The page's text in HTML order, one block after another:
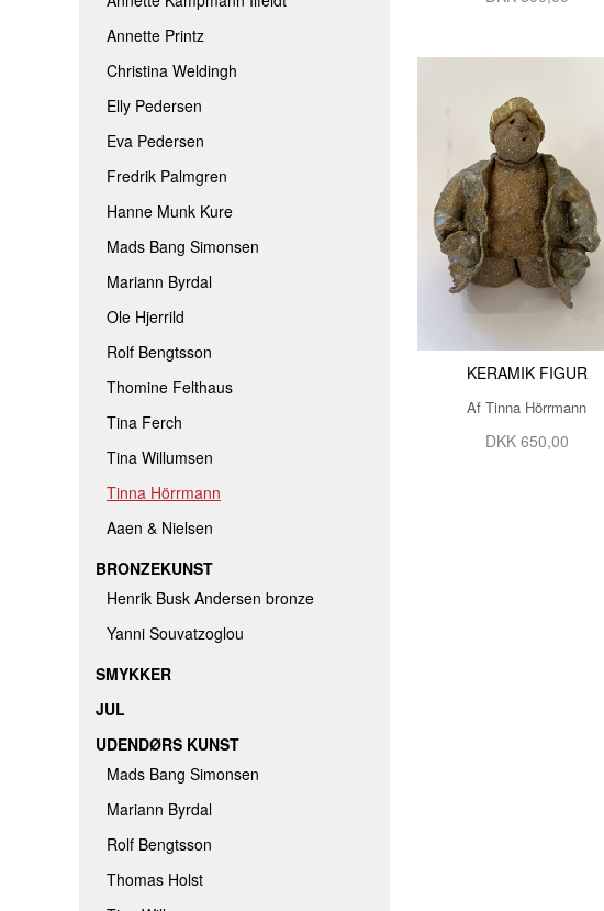
Annette Printz
Christina Weldingh
Elly Pedersen
Eva Pedersen
Fredrik Palmgren
Hanne Munk Kure
Mads Bang Simonsen
Mariann Byrdal
Ole Hjerrild
Rolf Bengtsson
Thomine Felthaus
Tina Ferch
Tina Willumsen
Tinna Hörrmann
Aaen & Nielsen
BRONZEKUNST
Henrik Busk Andersen bronze
Yanni Souvatzoglou
SMYKKER
JUL
UDENDØRS KUNST
Mads Bang Simonsen
Mariann Byrdal
Rolf Bengtsson
Thomas Holst
KERAMIK FIGUR
Af Tinna Hörrmann
DKK 650,00